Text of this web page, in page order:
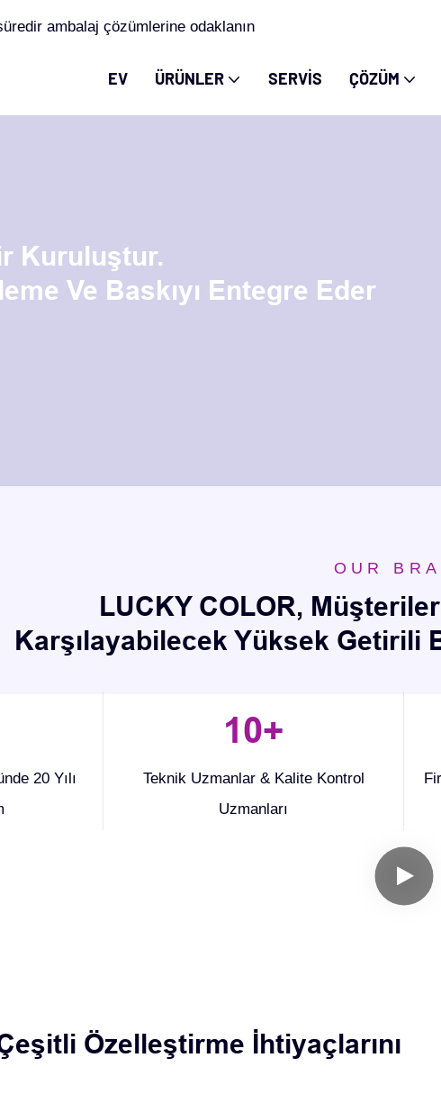
ambalaj çözümlerine odaklanın
EV ÜRÜNLER SERVIS ÇÖZÜM
Kuruluştur.
Ve Baskıyı Entegre Eder
OUR
LUCKY COLOR,
Karşılayabilecek Yüksek Getirili
20 Yılı
10+
Teknik Uzmanlar & Kalite Kontrol
Uzmanları
Özelleştirme İhtiyaçlarını